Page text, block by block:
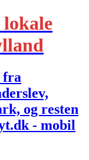
fra
og resten
- mobil